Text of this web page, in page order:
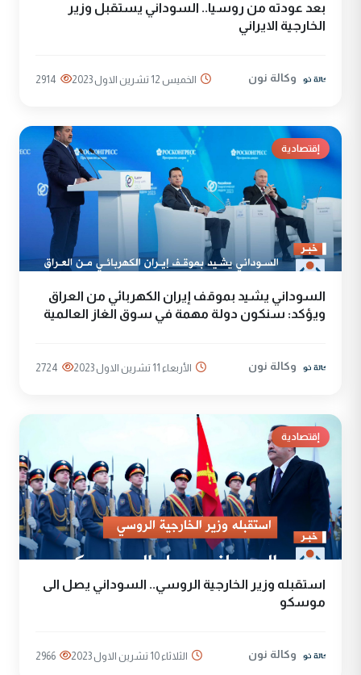
بعد عودته من روسيا.. السوداني يستقبل وزير
الخارجية الايراني
وكالة نون الخميس 12 تشرين الاول 2023 2914
إقتصادية
السوداني يشيد بموقف إيران الكهربائي من العراق
ويؤكد: سنكون دولة مهمة في سوق الغاز العالمية
وكالة نون الأربعاء 11 تشرين الاول 2023 2724
إقتصادية
استقبله وزير الخارجية الروسي.. السوداني يصل الى
موسكو
وكالة نون الثلاثاء 10 تشرين الاول 2023 2966